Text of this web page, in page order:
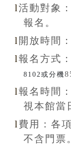
l活動對象
報名。
l 開放時間：
l報名方式：
8102或分機
l報名 時間：
視本館當
l 費用：各
不含 門票